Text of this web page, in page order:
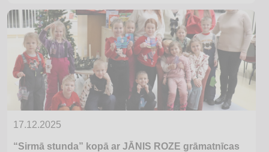
17.12.2025
“Sirmā stunda” kopā ar JĀNIS ROZE grāmatnīcas